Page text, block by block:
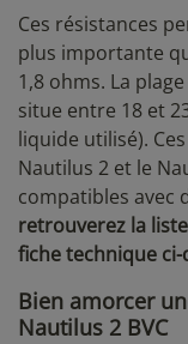
Ces résistances
plus importante
1,8 ohms. La
situe entre 18 et
liquide utilisé).
Nautilus 2 et le
compatibles avec
retrouverez la
fiche technique ci-
Bien amorcer
Nautilus 2 BVC